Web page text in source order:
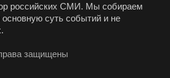
российских СМИ. Мы собираем
основную суть событий и не
защищены